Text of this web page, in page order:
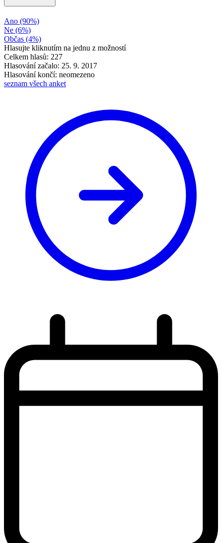
Ano (90%)
Ne (6%)
Občas (4%)
Hlasujte kliknutím na jednu z možností
Celkem hlasů: 227
Hlasování začalo: 25. 9. 2017
Hlasování končí: neomezeno
seznam všech anket